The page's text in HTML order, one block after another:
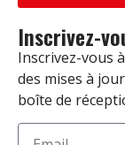
Inscrivez-
Inscrivez-vous
des mises à
boîte de